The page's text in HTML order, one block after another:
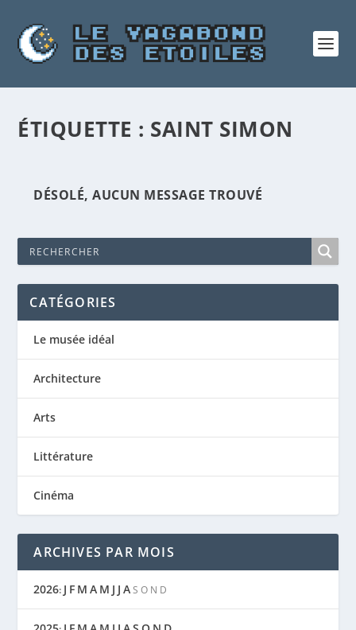
ÉTIQUETTE : SAINT SIMON
TESTAMENT – SAINT SIMON
DÉSOLÉ, AUCUN MESSAGE TROUVÉ
CATÉGORIES
Le musée idéal
Architecture
Arts
Littérature
Cinéma
ARCHIVES PAR MOIS
2026: J F M A M J J A S O N D